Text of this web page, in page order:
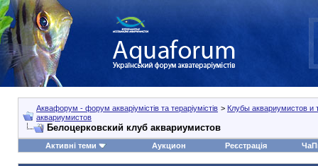
Аквафорум - форум акваріумістів та тераріумістів > Клубы аквариумистов и
аквариумистов
Белоцерковский клуб аквариумистов
Активні теми Аукцион Реєстрація